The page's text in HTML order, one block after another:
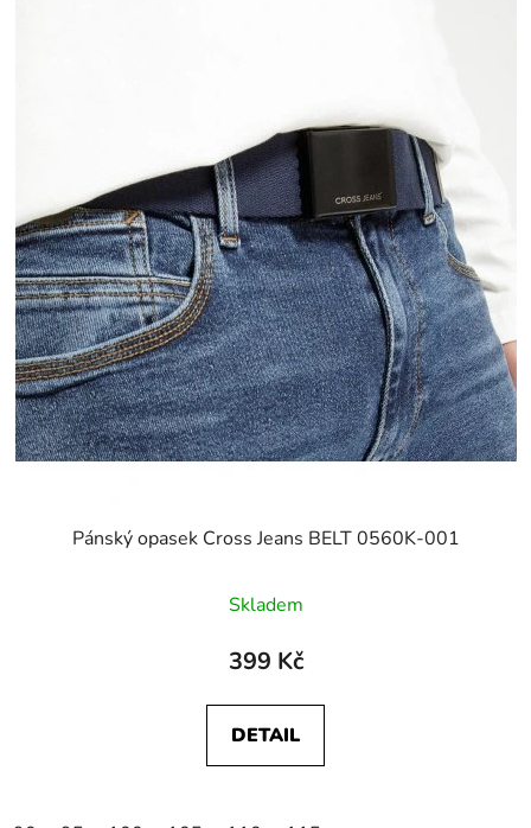
Pánský opasek Cross Jeans BELT 0560K-001
Skladem
399 Kč
DETAIL